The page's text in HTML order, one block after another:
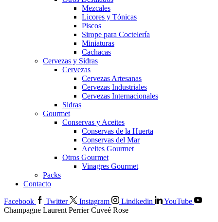
Mezcales
Licores y Tónicas
Piscos
Sirope para Coctelería
Miniaturas
Cachacas
Cervezas y Sidras
Cervezas
Cervezas Artesanas
Cervezas Industriales
Cervezas Internacionales
Sidras
Gourmet
Conservas y Aceites
Conservas de la Huerta
Conservas del Mar
Aceites Gourmet
Otros Gourmet
Vinagres Gourmet
Packs
Contacto
Facebook Twitter Instagram Lindkedin
YouTube
Champagne Laurent Perrier Cuveé Rose